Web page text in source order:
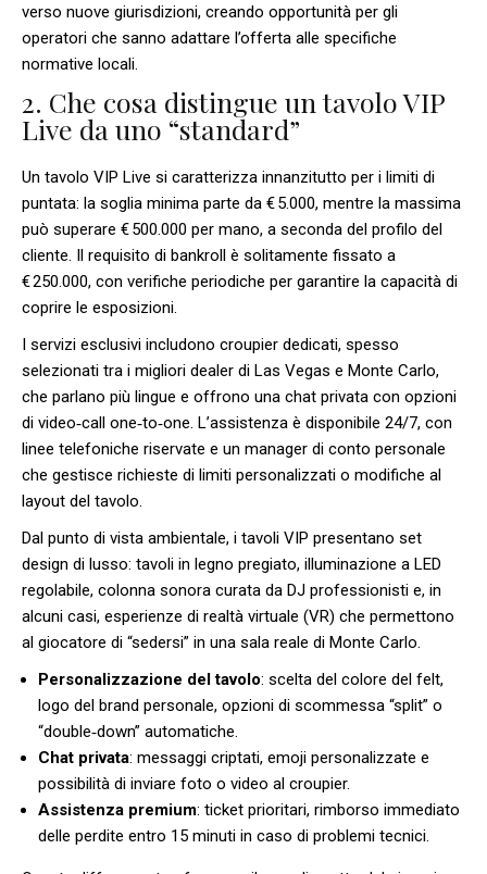
verso nuove giurisdizioni, creando opportunità per gli
operatori che sanno adattare l’offerta alle specifiche
normative locali.
2. Che cosa distingue un tavolo VIP
Live da uno “standard”
Un tavolo VIP Live si caratterizza innanzitutto per i limiti di
puntata: la soglia minima parte da € 5.000, mentre la massima
può superare € 500.000 per mano, a seconda del profilo del
cliente. Il requisito di bankroll è solitamente fissato a
€ 250.000, con verifiche periodiche per garantire la capacità di
coprire le esposizioni.
I servizi esclusivi includono croupier dedicati, spesso
selezionati tra i migliori dealer di Las Vegas e Monte Carlo,
che parlano più lingue e offrono una chat privata con opzioni
di video‑call one‑to‑one. L’assistenza è disponibile 24/7, con
linee telefoniche riservate e un manager di conto personale
che gestisce richieste di limiti personalizzati o modifiche al
layout del tavolo.
Dal punto di vista ambientale, i tavoli VIP presentano set
design di lusso: tavoli in legno pregiato, illuminazione a LED
regolabile, colonna sonora curata da DJ professionisti e, in
alcuni casi, esperienze di realtà virtuale (VR) che permettono
al giocatore di “sedersi” in una sala reale di Monte Carlo.
Personalizzazione del tavolo: scelta del colore del felt,
logo del brand personale, opzioni di scommessa “split” o
“double‑down” automatiche.
Chat privata: messaggi criptati, emoji personalizzate e
possibilità di inviare foto o video al croupier.
Assistenza premium: ticket prioritari, rimborso immediato
delle perdite entro 15 minuti in caso di problemi tecnici.